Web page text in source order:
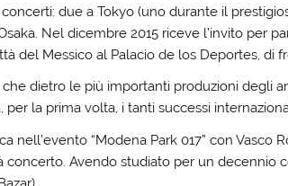
due a Tokyo (uno durante il
Nel dicembre 2015 riceve l’invito per
del Messico al Palacio de los Deportes, di
dietro le più importanti produzioni degli
per la prima volta, i tanti successi
nell’evento “Modena Park 017” con Vasco
concerto. Avendo studiato per un decennio